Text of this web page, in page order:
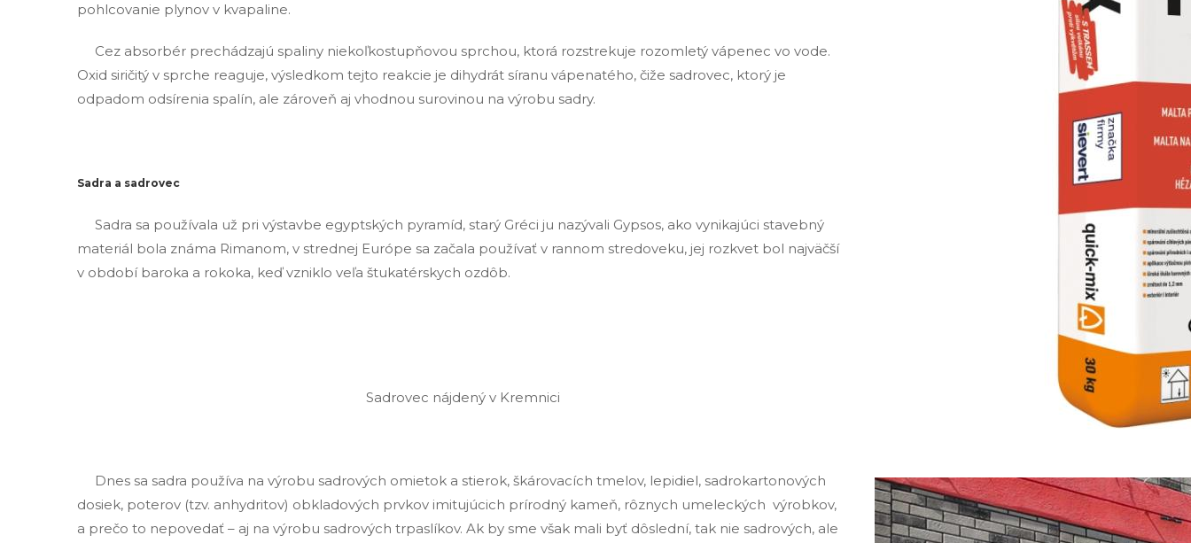
pohlcovanie plynov v kvapaline.
Cez absorbér prechádzajú spaliny niekoľkostupňovou sprchou, ktorá rozstrekuje rozomletý vápenec vo vode.
Oxid siričitý v sprche reaguje, výsledkom tejto reakcie je dihydrát síranu vápenatého, čiže sadrovec, ktorý je
odpadom odsírenia spalín, ale zároveň aj vhodnou surovinou na výrobu sadry.
Sadra a sadrovec
Sadra sa používala už pri výstavbe egyptských pyramíd, starý Gréci ju nazývali Gypsos, ako vynikajúci stavebný
materiál bola známa Rimanom, v strednej Európe sa začala používať v rannom stredoveku, jej rozkvet bol najväčší
v období baroka a rokoka, keď vzniklo veľa štukatérskych ozdôb.
Sadrovec nájdený v Kremnici
Dnes sa sadra používa na výrobu sadrových omietok a stierok, škárovacích tmelov, lepidiel, sadrokartonových
dosiek, poterov (tzv. anhydritov) obkladových prvkov imitujúcich prírodný kameň, rôznych umeleckých výrobkov,
a prečo to nepovedať – aj na výrobu sadrových trpaslíkov. Ak by sme však mali byť dôslední, tak nie sadrových, ale